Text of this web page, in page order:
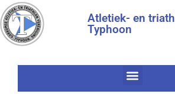
Atletiek- en
Typhoon